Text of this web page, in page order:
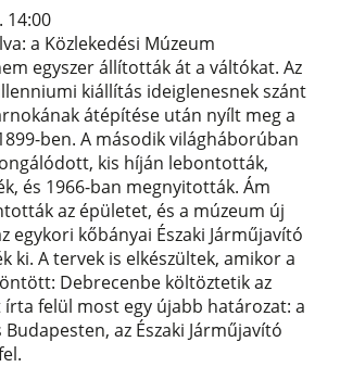
14:00
a Közlekedési Múzeum
egyszer állították át a váltókat. Az
kiállítás ideiglenesnek szánt
átépítése után nyílt meg a
ben. A második világháborúban
kis híján lebontották,
és 1966-ban megnyitották. Ám
az épületet, és a múzeum új
egykori kőbányai Északi Járműjavító
ki. A tervek is elkészültek, amikor a
Debrecenbe költöztetik az
írta felül most egy újabb határozat: a
az Északi Járműjavító